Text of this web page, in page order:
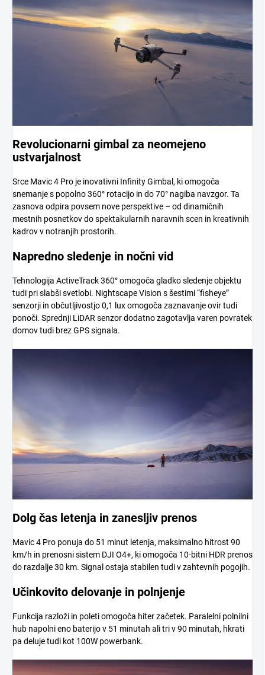
Revolucionarni gimbal za neomejeno
ustvarjalnost
Srce Mavic 4 Pro je inovativni Infinity Gimbal, ki omogoča
snemanje s popolno 360° rotacijo in do 70° nagiba navzgor. Ta
zasnova odpira povsem nove perspektive – od dinamičnih
mestnih posnetkov do spektakularnih naravnih scen in kreativnih
kadrov v notranjih prostorih.
Napredno sledenje in nočni vid
Tehnologija ActiveTrack 360° omogoča gladko sledenje objektu
tudi pri slabši svetlobi. Nightscape Vision s šestimi “fisheye”
senzorji in občutljivostjo 0,1 lux omogoča zaznavanje ovir tudi
ponoči. Sprednji LiDAR senzor dodatno zagotavlja varen povratek
domov tudi brez GPS signala.
Dolg čas letenja in zanesljiv prenos
Mavic 4 Pro ponuja do 51 minut letenja, maksimalno hitrost 90
km/h in prenosni sistem DJI O4+, ki omogoča 10-bitni HDR prenos
do razdalje 30 km. Signal ostaja stabilen tudi v zahtevnih pogojih.
Učinkovito delovanje in polnjenje
Funkcija razloži in poleti omogoča hiter začetek. Paralelni polnilni
hub napolni eno baterijo v 51 minutah ali tri v 90 minutah, hkrati
pa deluje tudi kot 100W powerbank.